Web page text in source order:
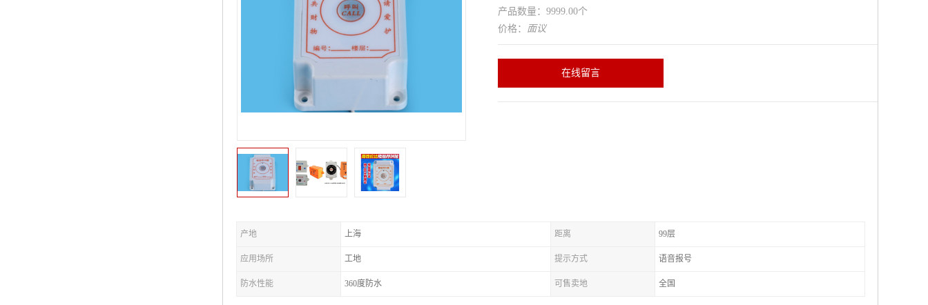
产品数量：9999.00个
价格： 面议
在线留言
产地 上海 距离 99层
应用场所 工地 提示方式 语音报号
防水性能 360度防水 可售卖地 全国